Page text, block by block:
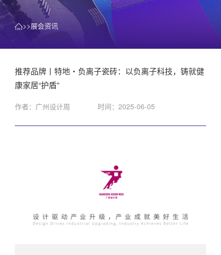
>>展会资讯
推荐品牌丨特地・负离子瓷砖：以负离子科技，铸就健
康家居“护盾”
作者：广州设计周 时间：2025-06-05